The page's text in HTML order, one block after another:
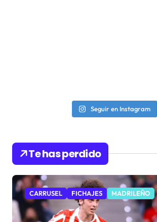
Seguir en Instagram
Te has perdido
CARRUSEL FICHAJES MADRILEÑO